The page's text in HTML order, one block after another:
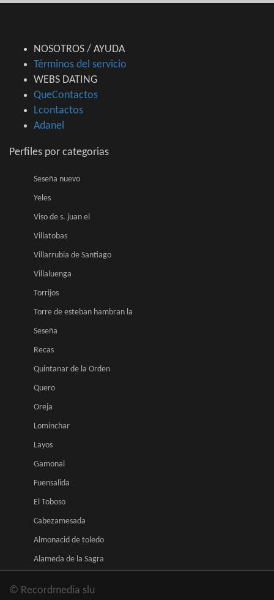
NOSOTROS / AYUDA
Términos del servicio
WEBS DATING
QueContactos
Lcontactos
Adanel
Perfiles por categorias
Seseña nuevo
Yeles
Viso de s. juan el
Villatobas
Villarrubia de Santiago
Villaluenga
Torrijos
Torre de esteban hambran la
Seseña
Recas
Quintanar de la Orden
Quero
Oreja
Lominchar
Layos
Gamonal
Fuensalida
El Toboso
Cabezamesada
Almonacid de toledo
Alameda de la Sagra
© Recordmedia slu